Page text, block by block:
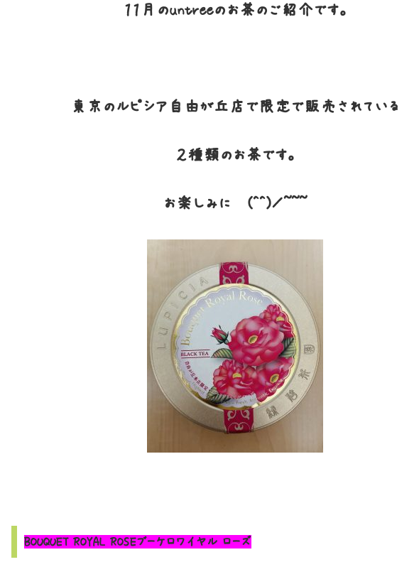
１１月のuntreeのお茶のご紹介です。
東京のルピシア自由が丘店で限定で販売されている
２種類のお茶です。
お楽しみに〜(^^)／~~~
BOUQUET ROYAL ROSEブーケロワイヤル ローズ